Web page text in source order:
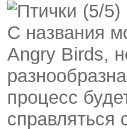
(5/5)
С названия
Angry Birds,
процесс
справляться